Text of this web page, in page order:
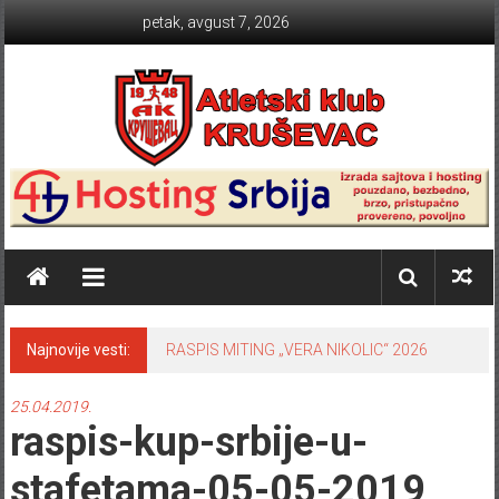
petak, avgust 7, 2026
Atletski klub KRUŠEVAC
Najnovije vesti: RASPIS MITING „VERA NIKOLIC“ 2026
25.04.2019.
raspis-kup-srbije-u-